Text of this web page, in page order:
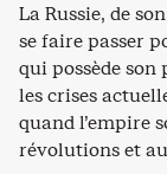
La Russie, de
se faire passer
qui possède
les crises
quand l’empire
révolutions et